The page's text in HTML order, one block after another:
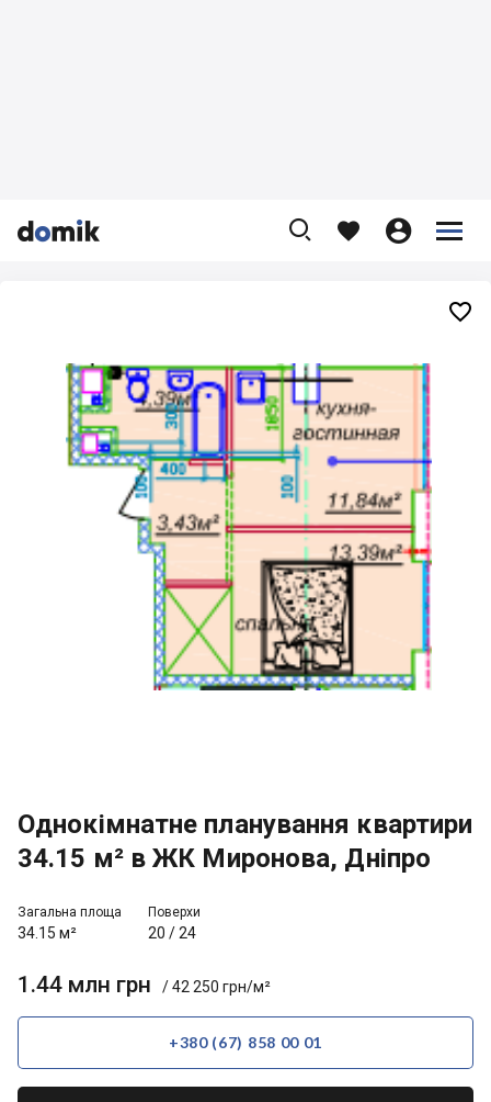


    


Однокімнатне планування квартири
34.15 м² в ЖК Миронова, Дніпро
Загальна площа
34.15 м²
Поверхи
20 /24
1.44 млн грн / 42 250 грн/м²
+380 (67) 858 00 01
